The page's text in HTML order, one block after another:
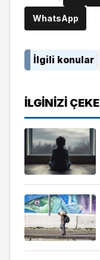
WhatsApp
İlgili konular
İLGINIZI